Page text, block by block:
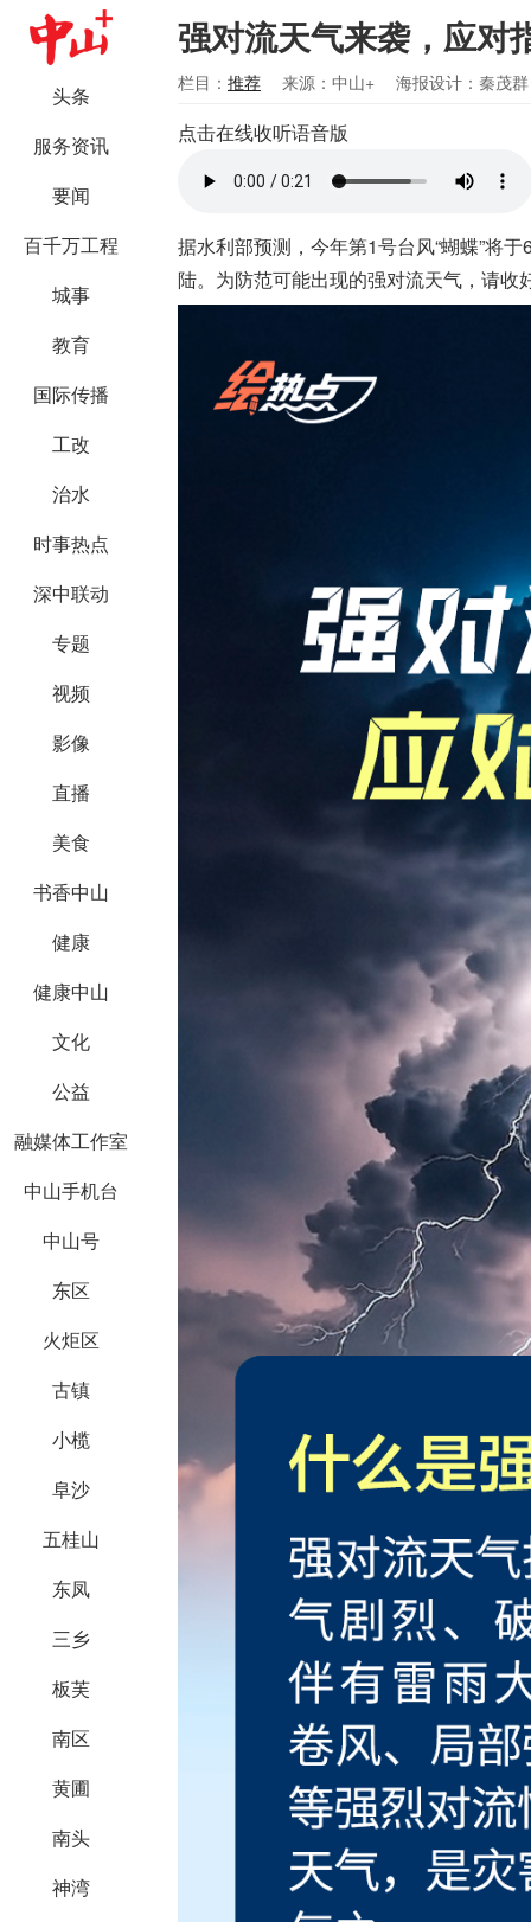
头条
服务资讯
要闻
百千万工程
城事
教育
国际传播
工改
治水
时事热点
深中联动
专题
视频
影像
直播
美食
书香中山
健康
健康中山
文化
公益
融媒体工作室
中山手机台
中山号
东区
火炬区
古镇
小榄
阜沙
五桂山
东凤
三乡
板芙
南区
黄圃
南头
神湾
强对流天气来袭，应
栏目： 推荐 来源：中山+ 海报设计：秦茂群
点击在线收听语音版
据水利部预测，今年第1号台风“蝴蝶”将
陆。为防范可能出现的强对流天气，请收